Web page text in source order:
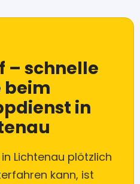
– schnelle
beim
in
Lichtenau plötzlich
kann, ist